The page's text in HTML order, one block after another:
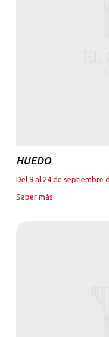
HUEDO
Del 9 al 24 de septiembre
Saber más